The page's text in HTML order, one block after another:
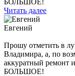
Читать далее
Евгений
Прошу отметить в
Владимира, а, по
аккуратный
БОЛЬШОЕ!